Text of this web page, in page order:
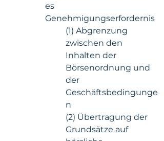
es
Genehmigungserfordernis
(1) Abgrenzung
zwischen den
Inhalten der
Börsenordnung und
der
Geschäftsbedingunge
n
(2) Übertragung der
Grundsätze auf